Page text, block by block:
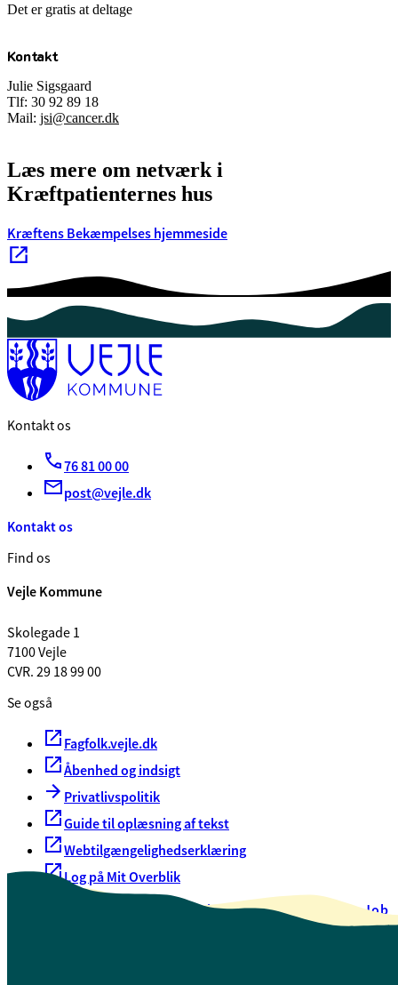
Det er gratis at deltage
Kontakt
Julie Sigsgaard
Tlf: 30 92 89 18
Mail: jsi@cancer.dk
Læs mere om netværk i
Kræftpatienternes hus
Kræftens Bekæmpelses hjemmeside
Kontakt os
76 81 00 00
post@vejle.dk
Kontakt os
Find os
Vejle Kommune
Skolegade 1
7100 Vejle
CVR. 29 18 99 00
Se også
Fagfolk.vejle.dk
Åbenhed og indsigt
Privatlivspolitik
Guide til oplæsning af tekst
Webtilgængelighedserklæring
Log på Mit Overblik
Oversigt over selvbetjeningJob